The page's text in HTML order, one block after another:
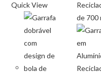
Quick View